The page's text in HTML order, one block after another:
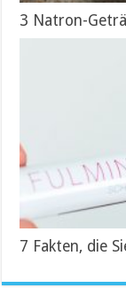
3 Natron-
7 Fakten, die